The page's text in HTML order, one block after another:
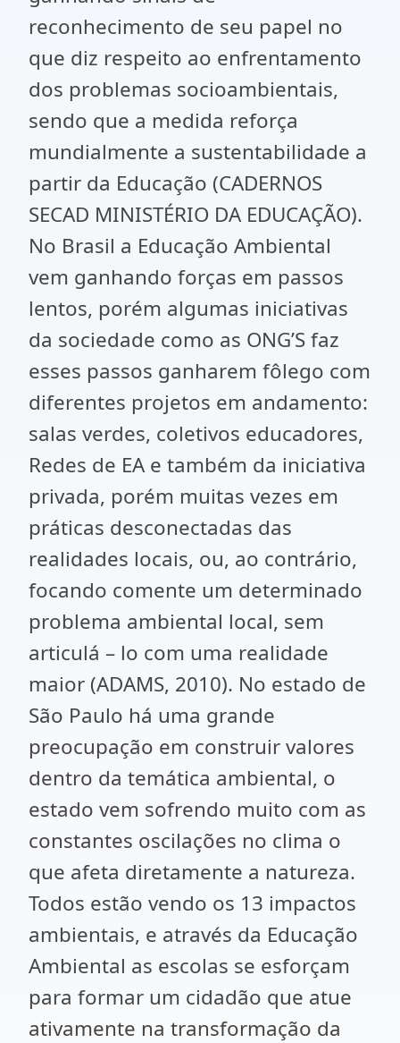
reconhecimento de seu papel no
que diz respeito ao enfrentamento
dos problemas socioambientais,
sendo que a medida reforça
mundialmente a sustentabilidade a
partir da Educação (CADERNOS
SECAD MINISTÉRIO DA EDUCAÇÃO).
No Brasil a Educação Ambiental
vem ganhando forças em passos
lentos, porém algumas iniciativas
da sociedade como as ONG’S faz
esses passos ganharem fôlego com
diferentes projetos em andamento:
salas verdes, coletivos educadores,
Redes de EA e também da iniciativa
privada, porém muitas vezes em
práticas desconectadas das
realidades locais, ou, ao contrário,
focando comente um determinado
problema ambiental local, sem
articulá – lo com uma realidade
maior (ADAMS, 2010). No estado de
São Paulo há uma grande
preocupação em construir valores
dentro da temática ambiental, o
estado vem sofrendo muito com as
constantes oscilações no clima o
que afeta diretamente a natureza.
Todos estão vendo os 13 impactos
ambientais, e através da Educação
Ambiental as escolas se esforçam
para formar um cidadão que atue
ativamente na transformação da